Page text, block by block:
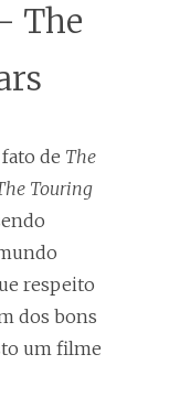
The
de The
Touring
respeito
dos bons
um filme